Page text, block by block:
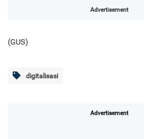
Advertisement
(GUS)
digitalisasi
Advertisement